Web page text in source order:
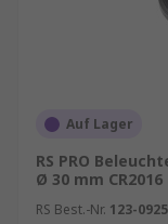
Auf Lager
RS PRO
Ø 30 mm CR2016
RS Best.-Nr. 123-0925